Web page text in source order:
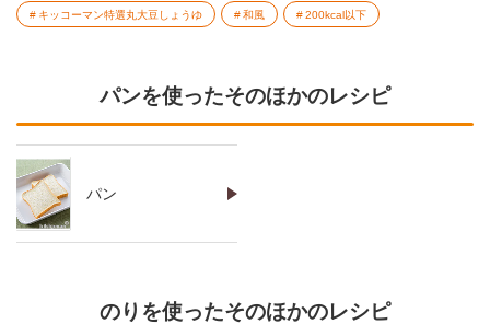
キッコーマン特選丸大豆しょうゆ 和風 200kcal以下
パンを使ったそのほかのレシピ
パン
のりを使ったそのほかのレシピ